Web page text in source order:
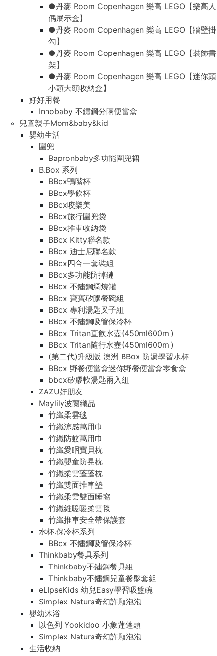
●丹麥 Room Copenhagen 樂高 LEGO【樂高人
偶展示盒】
●丹麥 Room Copenhagen 樂高 LEGO【牆壁掛
勾】
●丹麥 Room Copenhagen 樂高 LEGO【裝飾書
架】
●丹麥 Room Copenhagen 樂高 LEGO【迷你頭
小頭大頭收納盒】
好好用餐
Innobaby 不鏽鋼分隔便當盒
兒童親子Mom&baby&kid
嬰幼生活
圍兜
Bapronbaby多功能圍兜裙
B.Box 系列
BBox鴨嘴杯
BBox學飲杯
BBox咬樂美
BBox旅行圍兜袋
BBox推車收納袋
BBox Kitty聯名款
BBox 迪士尼聯名款
BBox四合一套裝組
BBox多功能防掉鏈
BBox 不鏽鋼燜燒罐
BBox 寶寶矽膠餐碗組
BBox 專利湯匙叉子組
BBox 不鏽鋼吸管保冷杯
BBox Tritan直飲水壺(450ml600ml)
BBox Tritan隨行水壺(450ml600ml)
(第二代)升級版 澳洲 BBox 防漏學習水杯
BBox 野餐便當盒迷你野餐便當盒零食盒
bbox矽膠軟湯匙兩入組
ZAZU好朋友
Maylily波蘭織品
竹纖柔雲毯
竹纖涼感萬用巾
竹纖防蚊萬用巾
竹纖愛睏寶貝枕
竹纖嬰童防晃枕
竹纖柔雲蓬蓬枕
竹纖雙面推車墊
竹纖柔雲雙面睡窩
竹纖維暖暖柔雲毯
竹纖推車安全帶保護套
水杯.保冷杯系列
BBox 不鏽鋼吸管保冷杯
Thinkbaby餐具系列
Thinkbaby不鏽鋼餐具組
Thinkbaby不鏽鋼兒童餐盤套組
eLIpseKids 幼兒Easy學習吸盤碗
Simplex Natura奇幻許願泡泡
嬰幼沐浴
以色列 Yookidoo 小象蓮蓬頭
Simplex Natura奇幻許願泡泡
生活收納